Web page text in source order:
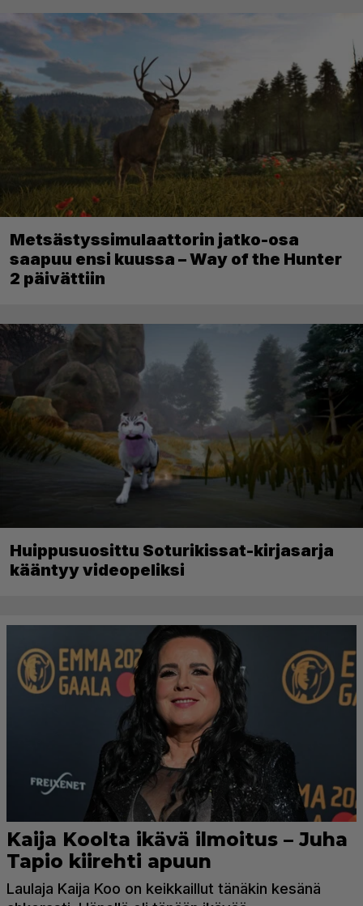
Metsästyssimulaattorin jatko-osa
saapuu ensi kuussa – Way of the Hunter
2 päivättiin
Huippusuosittu Soturikissat-kirjasarja
kääntyy videopeliksi